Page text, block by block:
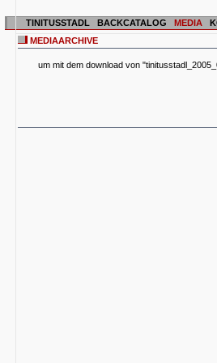
TINITUSSTADL BACKCATALOG MEDIA
MEDIAARCHIVE
um mit dem download von